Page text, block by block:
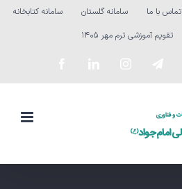
تماس با ما سامانه گلستان
سامانه کتابخانه
تقویم آموزشی ترم مهر ۱۴۰۵